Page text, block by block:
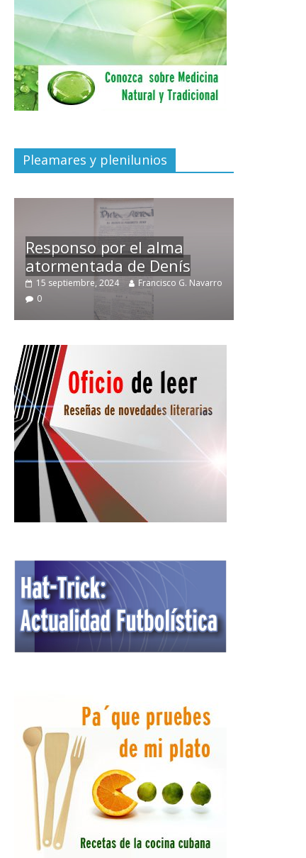
Pleamares y plenilunios
Temprano oficio de lector
2 noviembre, 2024
Francisco G. Navarro
0